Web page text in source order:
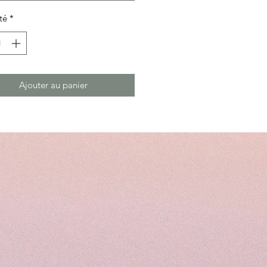
*
Ajouter au panier